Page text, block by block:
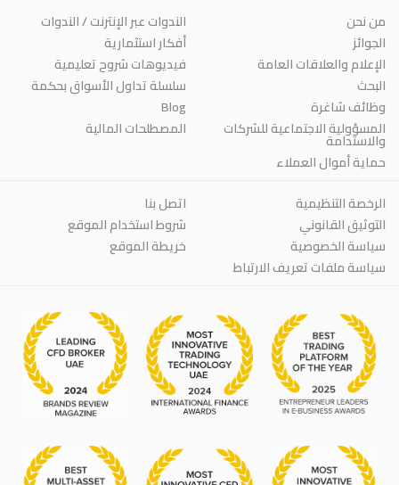
من نحن
الجوائز
الإعلام والعلاقات العامة
البحث
وظائف شاغرة
المسؤولية الاجتماعية للشركات
والاستدامة
حماية أموال العملاء
الندوات عبر الإنترنت / الندوات
أفكار استثمارية
فيديوهات شروح تعليمية
سلسلة تداول الأسواق بحكمة
Blog
المصطلحات المالية
الرخصة التنظيمية
التوثيق القانوني
سياسة الخصوصية
سياسة ملفات تعريف الارتباط
اتصل بنا
شروط استخدام الموقع
خريطة الموقع